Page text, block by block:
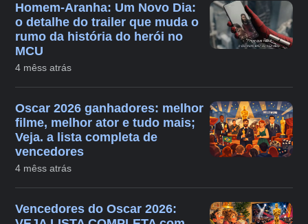
Homem-Aranha: Um Novo Dia:
o detalhe do trailer que muda o
rumo da história do herói no
MCU
4 mêss atrás
Oscar 2026 ganhadores: melhor
filme, melhor ator e tudo mais;
Veja. a lista completa de
vencedores
4 mêss atrás
Vencedores do Oscar 2026: